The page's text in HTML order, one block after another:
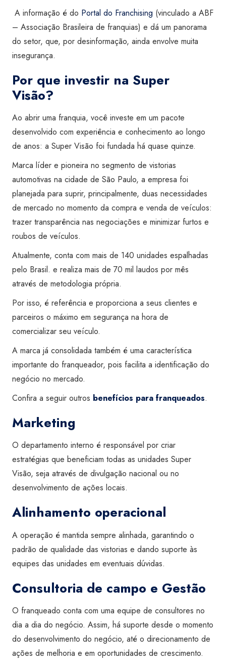
A informação é do Portal do Franchising (vinculado a ABF
– Associação Brasileira de franquias) e dá um panorama
do setor, que, por desinformação, ainda envolve muita
insegurança.
Por que investir na Super
Visão?
Ao abrir uma franquia, você investe em um pacote
desenvolvido com experiência e conhecimento ao longo
de anos: a Super Visão foi fundada há quase quinze.
Marca líder e pioneira no segmento de vistorias
automotivas na cidade de São Paulo, a empresa foi
planejada para suprir, principalmente, duas necessidades
de mercado no momento da compra e venda de veículos:
trazer transparência nas negociações e minimizar furtos e
roubos de veículos.
Atualmente, conta com mais de 140 unidades espalhadas
pelo Brasil. e realiza mais de 70 mil laudos por mês
através de metodologia própria.
Por isso, é referência e proporciona a seus clientes e
parceiros o máximo em segurança na hora de
comercializar seu veículo.
A marca já consolidada também é uma característica
importante do franqueador, pois facilita a identificação do
negócio no mercado.
Confira a seguir outros benefícios para franqueados.
Marketing
O departamento interno é responsável por criar
estratégias que beneficiam todas as unidades Super
Visão, seja através de divulgação nacional ou no
desenvolvimento de ações locais.
Alinhamento operacional
A operação é mantida sempre alinhada, garantindo o
padrão de qualidade das vistorias e dando suporte às
equipes das unidades em eventuais dúvidas.
Consultoria de campo e Gestão
O franqueado conta com uma equipe de consultores no
dia a dia do negócio. Assim, há suporte desde o momento
do desenvolvimento do negócio, até o direcionamento de
ações de melhoria e em oportunidades de crescimento.